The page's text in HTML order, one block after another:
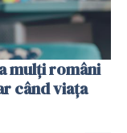
mulți români
când viața